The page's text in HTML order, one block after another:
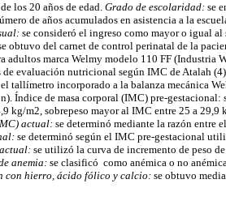
los 20 años de edad. Grado de escolaridad: se
de años acumulados en asistencia a la
se consideró el ingreso como mayor o igual
obtuvo del carnet de control perinatal de la
adultos marca Welmy modelo 110 FF (Industria
evaluación nutricional según IMC de Atalah
tallímetro incorporado a la balanza mecánica
Índice de masa corporal (IMC) pre-
kg/m2, sobrepeso mayor al IMC entre 25 a
actual: se determinó mediante la razón entre
se determinó según el IMC pre-gestacional
se utilizó la curva de incremento de peso
anemia: se clasificó como anémica o no
con hierro, ácido fólico y calcio: se obtuvo